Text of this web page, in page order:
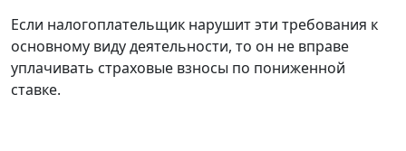
Если налогоплательщик нарушит эти требования к
основному виду деятельности, то он не вправе
уплачивать страховые взносы по пониженной
ставке.